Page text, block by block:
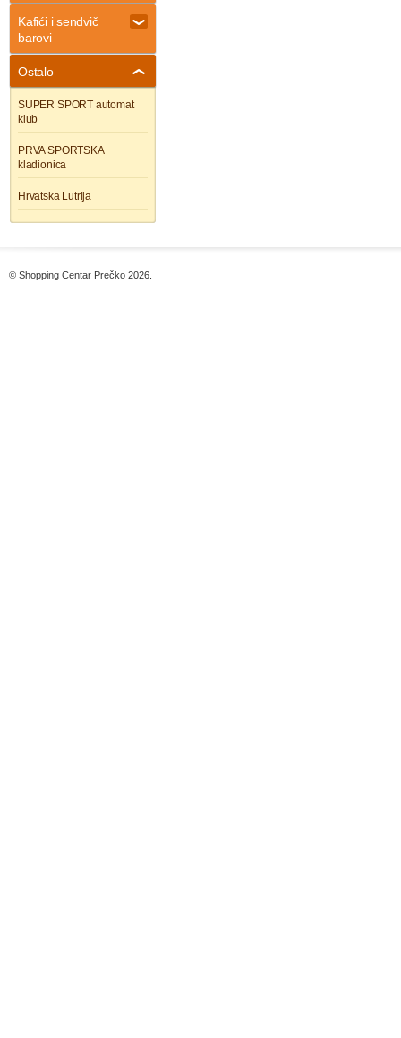
Kafići i sendvič
barovi
Ostalo
SUPER SPORT automat
klub
PRVA SPORTSKA
kladionica
Hrvatska Lutrija
© Shopping Centar Prečko 2026.